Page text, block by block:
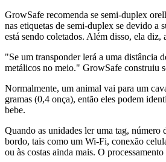
GrowSafe recomenda se semi-duplex
nas etiquetas de semi-duplex se devido a
está sendo coletados. Além disso, ela diz,
"Se um transponder lerá a uma distância
metálicos no meio." GrowSafe construiu
Normalmente, um animal vai para um
gramas (0,4 onça), então eles podem
bebe.
Quando as unidades ler uma tag, número
bordo, tais como um Wi-Fi, conexão
ou às costas ainda mais. O